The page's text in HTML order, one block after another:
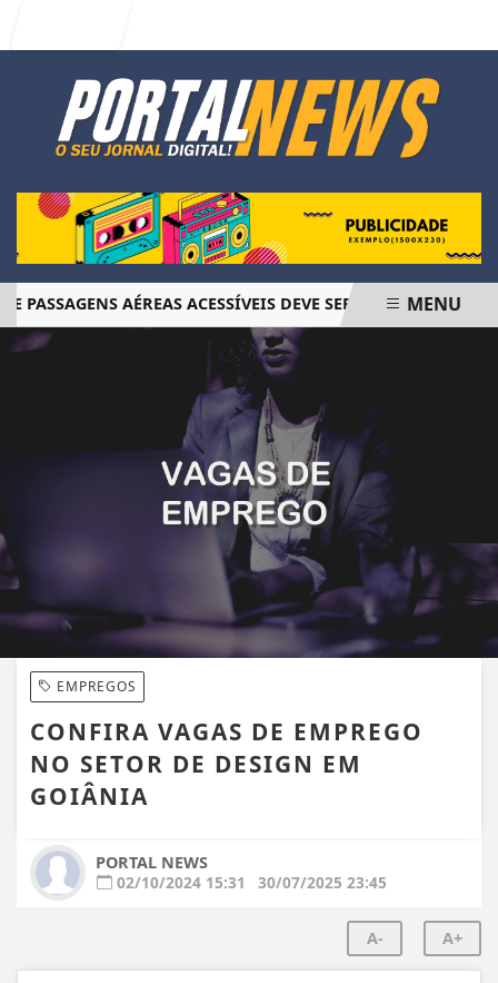
AÉREAS ACESSÍVEIS DEVE SER FINALIZADO EM
MENU
EMPREGOS
CONFIRA VAGAS DE EMPREGO
NO SETOR DE DESIGN EM
GOIÂNIA
PORTAL NEWS
02/10/2024 15:31
30/07/2025 23:45
A- A+